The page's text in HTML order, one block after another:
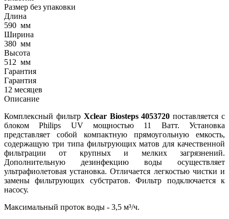
Размер без упаковки
Длина
590 мм
Ширина
380 мм
Высота
512 мм
Гарантия
Гарантия
12 месяцев
Описание
Комплексный фильтр Xclear Biosteps 4053720 поставляется с
блоком Philips UV мощностью 11 Ватт. Установка
представляет собой компактную прямоугольную емкость,
содержащую три типа фильтрующих матов для качественной
фильтрации от крупных и мелких загрязнений.
Дополнительную дезинфекцию воды осуществляет
ультрафиолетовая установка. Отличается легкостью чистки и
замены фильтрующих субстратов. Фильтр подключается к
насосу.
Максимальный проток воды - 3,5 м³/ч.